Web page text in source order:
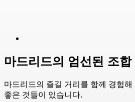
마드리드의 엄선된 조합
마드리드의 즐길 거리를 함께 경험해
좋은 것들이 있습니다.